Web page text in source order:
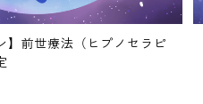
】前世療法（ヒプノセラピ